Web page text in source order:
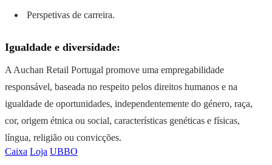
Perspetivas de carreira.
Igualdade e diversidade:
A Auchan Retail Portugal promove uma empregabilidade
responsável, baseada no respeito pelos direitos humanos e na
igualdade de oportunidades, independentemente do género, raça,
cor, origem étnica ou social, características genéticas e físicas,
língua, religião ou convicções.
Caixa Loja UBBO